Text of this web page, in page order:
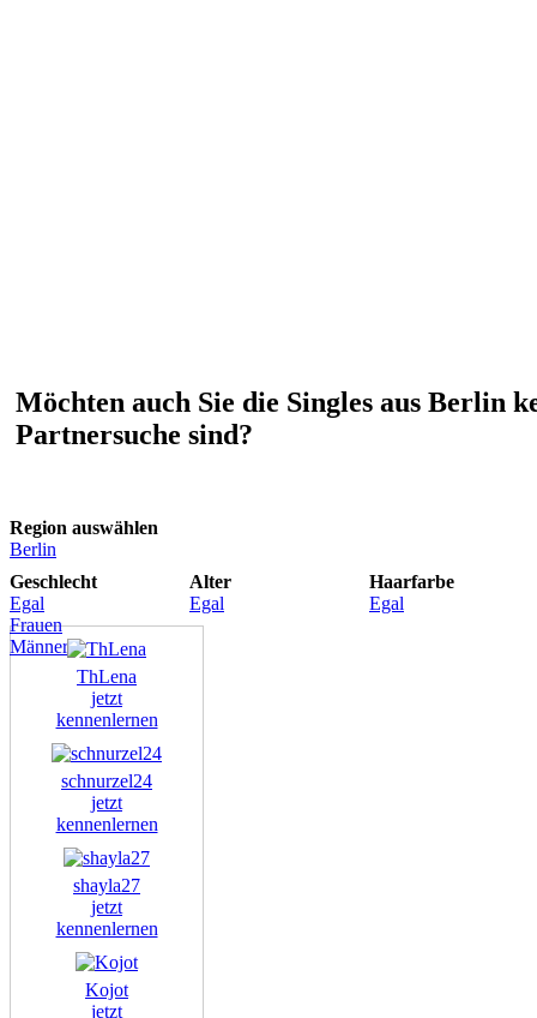
Möchten auch Sie die Singles aus Berlin
Partnersuche sind?
Region auswählen
Berlin
Geschlecht
Egal
Frauen
Männer
Alter
Egal
Haarfarbe
Egal
ThLena
jetzt
kennenlernen
schnurzel24
jetzt
kennenlernen
shayla27
jetzt
kennenlernen
Kojot
jetzt